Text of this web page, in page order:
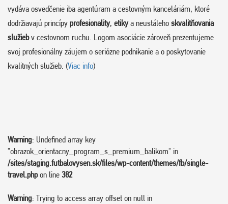
vydáva osvedčenie iba agentúram a cestovným kanceláriám, ktoré
dodržiavajú princípy profesionality, etikya neustáleho skvalitňovania
služiebv cestovnom ruchu. Logom asociácie zároveň prezentujeme
svoj profesionálny záujem o seriózne podnikanie a o poskytovanie
kvalitných služieb. (Viac info)
Warning: Undefined array key
"obrazok_orientacny_program_s_premium_balikom" in
/sites/staging.futbalovysen.sk/files/wp-content/themes/fb/single-
travel.phpon line 382
Warning: Trying to access array offset on null in